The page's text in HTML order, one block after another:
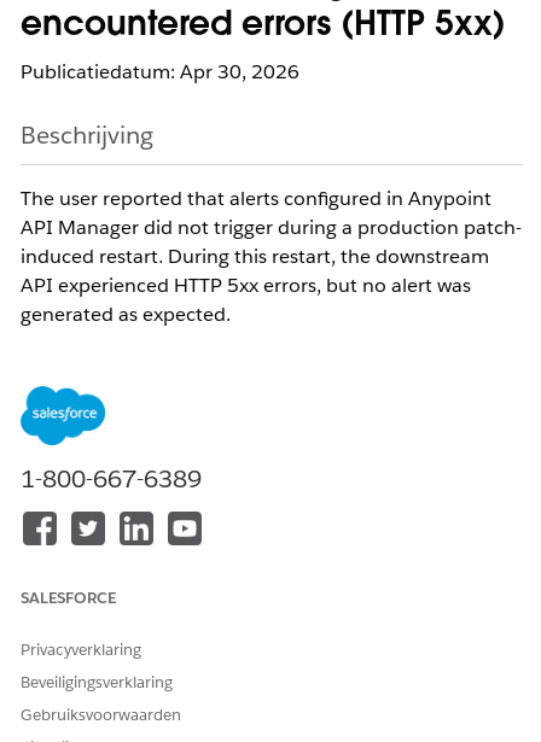
encountered errors (HTTP 5xx)
Publicatiedatum: Apr 30, 2026
Beschrijving
The user reported that alerts configured in Anypoint
API Manager did not trigger during a production patch-
induced restart. During this restart, the downstream
API experienced HTTP 5xx errors, but no alert was
generated as expected.
1. Understand that alerts in MuleSoft Anypoint API Manager
evaluation period (e.g., 5 minutes). Ensure that error
conditions persist for the entire evaluation period to trigger
an alert.
with short-duration events. The alerts will only trigger if error
Knowledge-artikelnummer
1-800-667-6389
SALESFORCE
Privacyverklaring
Beveiligingsverklaring
Gebruiksvoorwaarden